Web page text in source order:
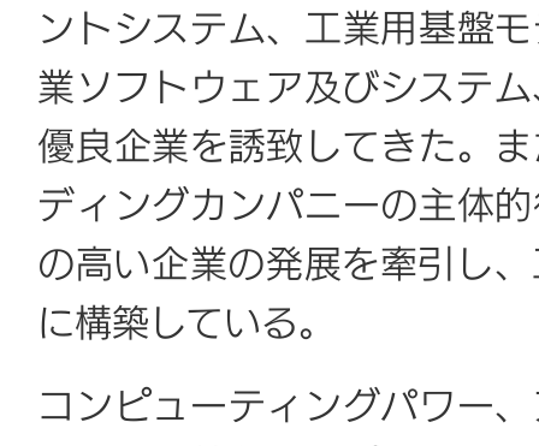
ントシステム、工業用基盤
業ソフトウェア及びシステ
優良企業を誘致してきた。
ディングカンパニーの主体
の高い企業の発展を牽引し
に構築している。
コンピューティングパワー